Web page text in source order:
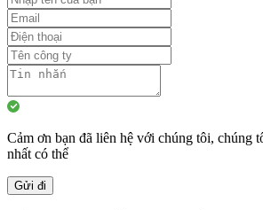
Cảm ơn bạn đã liên hệ với chúng tôi, chúng
nhất có thể
Gửi đi